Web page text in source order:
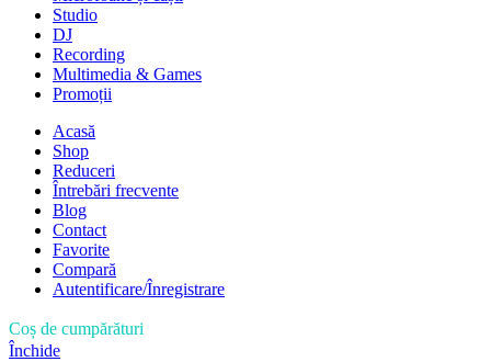
Studio
DJ
Recording
Multimedia & Games
Promoții
Acasă
Shop
Reduceri
Întrebări frecvente
Blog
Contact
Favorite
Compară
Autentificare/Înregistrare
Coș de cumpărături
Închide